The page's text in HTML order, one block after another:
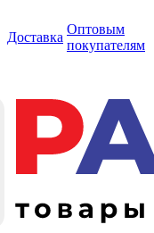
Доставка
Оптовым
покупателям